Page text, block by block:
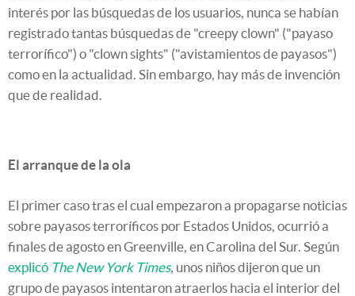
interés por las búsquedas de los usuarios, nunca se habían
registrado tantas búsquedas de "creepy clown" ("payaso
terrorífico") o "clown sights" ("avistamientos de payasos")
como en la actualidad. Sin embargo, hay más de invención
que de realidad.
El arranque de la ola
El primer caso tras el cual empezaron a propagarse noticias
sobre payasos terroríficos por Estados Unidos, ocurrió a
finales de agosto en Greenville, en Carolina del Sur. Según
explicó The New York Times, unos niños dijeron que un
grupo de payasos intentaron atraerlos hacia el interior del